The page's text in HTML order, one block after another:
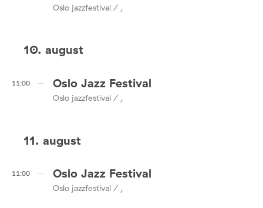
Oslo jazzfestival / ,
10. august
11:00 Oslo Jazz Festival
Oslo jazzfestival / ,
11. august
11:00 Oslo Jazz Festival
Oslo jazzfestival / ,